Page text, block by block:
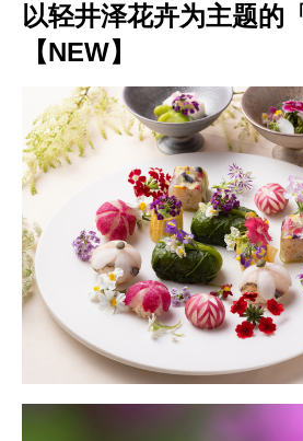
以轻井泽花卉为主题的
【NEW】